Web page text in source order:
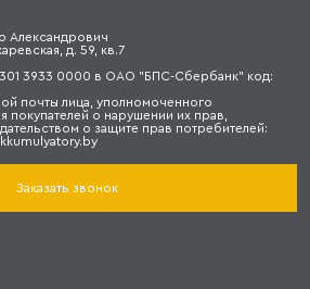
Александрович
д. 59, кв.7
3933 0000 в ОАО "БПС-Сбербанк" код:
почты лица, уполномоченного
покупателей о нарушении их прав,
о защите прав потребителей:
Заказать звонок